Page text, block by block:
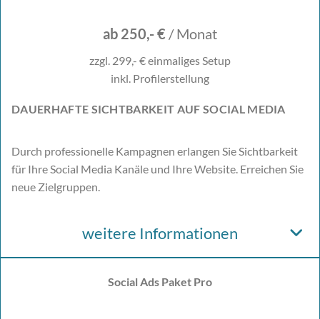
ab 250,- € / Monat
zzgl. 299,- € einmaliges Setup
inkl. Profilerstellung
DAUERHAFTE SICHTBARKEIT AUF SOCIAL MEDIA
Durch professionelle Kampagnen erlangen Sie Sichtbarkeit
für Ihre Social Media Kanäle und Ihre Website. Erreichen Sie
neue Zielgruppen.
weitere Informationen
Social Ads Paket Pro